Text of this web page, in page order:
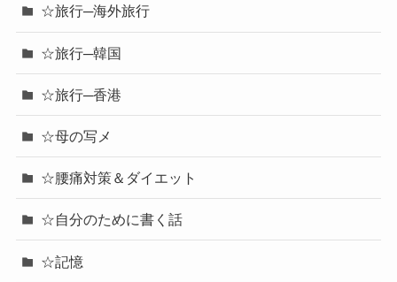
☆旅行─海外旅行
☆旅行─韓国
☆旅行─香港
☆母の写メ
☆腰痛対策＆ダイエット
☆自分のために書く話
☆記憶